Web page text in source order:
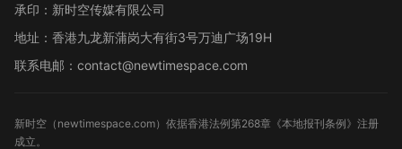
承印：新时空传媒有限公司
地址：香港九龙新蒲岗大有街3号万迪广场19H
联系电邮：contact@newtimespace.com
新时空（ newtimespace.com）依据香港法例第268章《本地报刊条例》注册
成立。